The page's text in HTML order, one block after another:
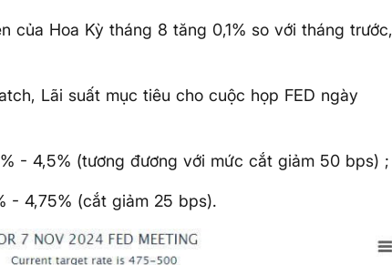
của Hoa Kỳ tháng 8 tăng 0,1% so với tháng trước,
Lãi suất mục tiêu cho cuộc họp FED ngày
- 4,5% (tương đương với mức cắt giảm 50 bps) ;
- 4,75% (cắt giảm 25 bps).